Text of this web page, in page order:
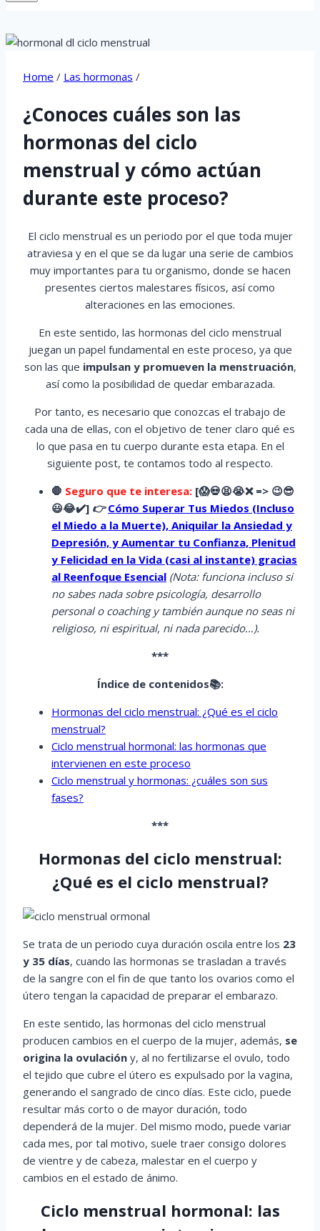
Home / Las hormonas /
¿Conoces cuáles son las
hormonas del ciclo
menstrual y cómo actúan
durante este proceso?
El ciclo menstrual es un periodo por el que toda mujer
atraviesa y en el que se da lugar una serie de cambios
muy importantes para tu organismo, donde se hacen
presentes ciertos malestares físicos, así como
alteraciones en las emociones.
En este sentido, las hormonas del ciclo menstrual
juegan un papel fundamental en este proceso, ya que
son las que impulsan y promueven la menstruación,
así como la posibilidad de quedar embarazada.
Por tanto, es necesario que conozcas el trabajo de
cada una de ellas, con el objetivo de tener claro qué es
lo que pasa en tu cuerpo durante esta etapa. En el
siguiente post, te contamos todo al respecto.
🛑 Seguro que te interesa: [😱💀😫😭❌ => 😉😎
😃😂✔️] 👉 Cómo Superar Tus Miedos (Incluso
el Miedo a la Muerte), Aniquilar la Ansiedad y
Depresión, y Aumentar tu Confianza, Plenitud
y Felicidad en la Vida (casi al instante) gracias
al Reenfoque Esencial (Nota: funciona incluso si
no sabes nada sobre psicología, desarrollo
personal o coaching y también aunque no seas ni
religioso, ni espiritual, ni nada parecido…).
***
Índice de contenidos📚:
Hormonas del ciclo menstrual: ¿Qué es el ciclo
menstrual?
Ciclo menstrual hormonal: las hormonas que
intervienen en este proceso
Ciclo menstrual y hormonas: ¿cuáles son sus
fases?
***
Hormonas del ciclo menstrual:
¿Qué es el ciclo menstrual?
Se trata de un periodo cuya duración oscila entre los 23
y 35 días, cuando las hormonas se trasladan a través
de la sangre con el fin de que tanto los ovarios como el
útero tengan la capacidad de preparar el embarazo.
En este sentido, las hormonas del ciclo menstrual
producen cambios en el cuerpo de la mujer, además, se
origina la ovulación y, al no fertilizarse el ovulo, todo
el tejido que cubre el útero es expulsado por la vagina,
generando el sangrado de cinco días. Este ciclo, puede
resultar más corto o de mayor duración, todo
dependerá de la mujer. Del mismo modo, puede variar
cada mes, por tal motivo, suele traer consigo dolores
de vientre y de cabeza, malestar en el cuerpo y
cambios en el estado de ánimo.
Ciclo menstrual hormonal: las